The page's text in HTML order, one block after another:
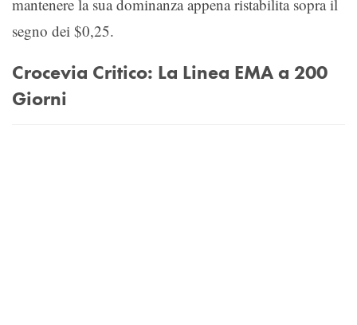
mantenere la sua dominanza appena ristabilita sopra il
segno dei $0,25.
Crocevia Critico: La Linea EMA a 200
Giorni